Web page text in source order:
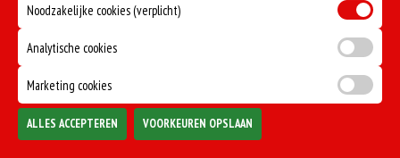
Noodzakelijke cookies (verplicht)
Analytische cookies
Marketing cookies
ALLES ACCEPTEREN VOORKEUREN OPSLAAN